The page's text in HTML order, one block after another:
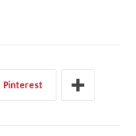
Pinterest